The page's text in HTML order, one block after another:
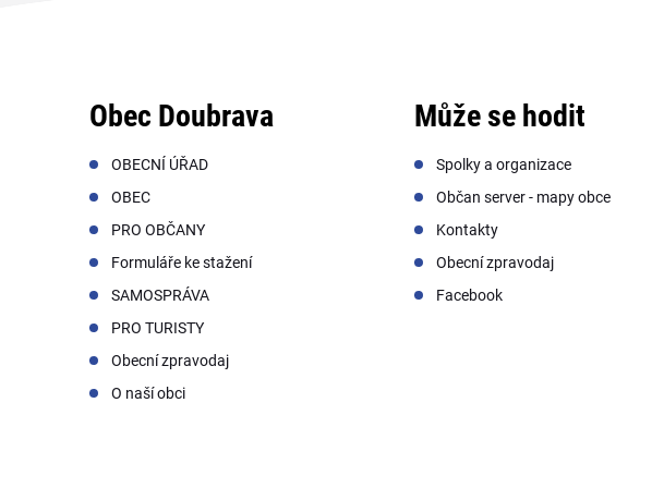
Obec Doubrava
OBECNÍ ÚŘAD
OBEC
PRO OBČANY
Formuláře ke stažení
SAMOSPRÁVA
PRO TURISTY
Obecní zpravodaj
O naší obci
Může se hodit
Spolky a organizace
Občan server - mapy obce
Kontakty
Obecní zpravodaj
Facebook